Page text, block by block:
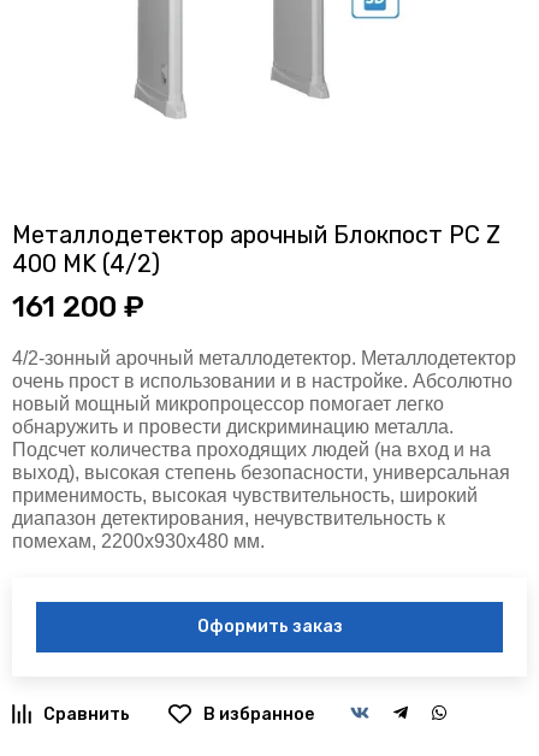
Металлодетектор арочный Блокпост РС Z
400 MK (4/2)
161 200 ₽
4/2-зонный арочный металлодетектор. Металлодетектор
очень прост в использовании и в настройке. Абсолютно
новый мощный микропроцессор помогает легко
обнаружить и провести дискриминацию металла.
Подсчет количества проходящих людей (на вход и на
выход), высокая степень безопасности, универсальная
применимость, высокая чувствительность, широкий
диапазон детектирования, нечувствительность к
помехам, 2200х930х480 мм.
Оформить заказ
В избранное